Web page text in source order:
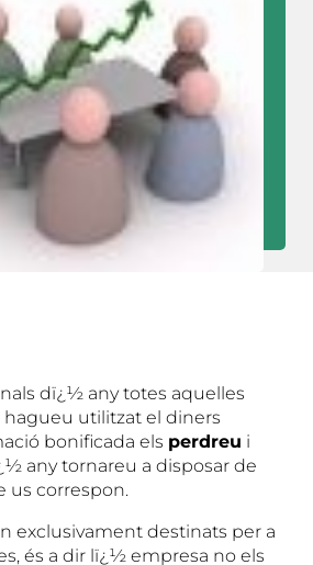
dï¿½ any totes aquelles
utilitzat el diners
bonificada els perdreu i
any tornareu a disposar de
us correspon.
exclusivament destinats per a
és a dir lï¿½ empresa no els